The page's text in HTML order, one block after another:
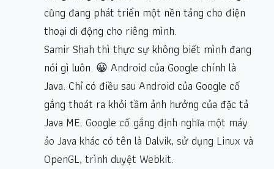
cũng đang phát triển một nền tảng cho điện
thoại di động cho riêng mình.
Samir Shah thì thực sự không biết mình đang
nói gì luôn. 😀 Android của Google chính là
Java. Chỉ có điều sau Android của Google cố
gắng thoát ra khỏi tầm ảnh hưởng của đặc tả
Java ME. Google cố gắng định nghĩa một máy
ảo Java khác có tên là Dalvik, sử dụng Linux và
OpenGL, trình duyệt Webkit.